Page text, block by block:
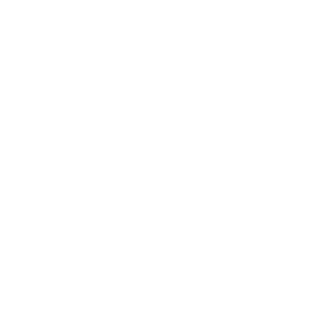
de distributeurs et
votre projet à notre service